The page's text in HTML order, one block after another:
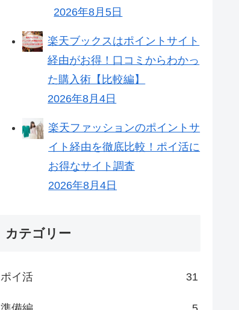
2026年8月5日
楽天ブックスはポイントサイト
経由がお得！口コミからわかっ
た購入術【比較編】
2026年8月4日
楽天ファッションのポイントサ
イト経由を徹底比較！ポイ活に
お得なサイト調査
2026年8月4日
カテゴリー
ポイ活 31